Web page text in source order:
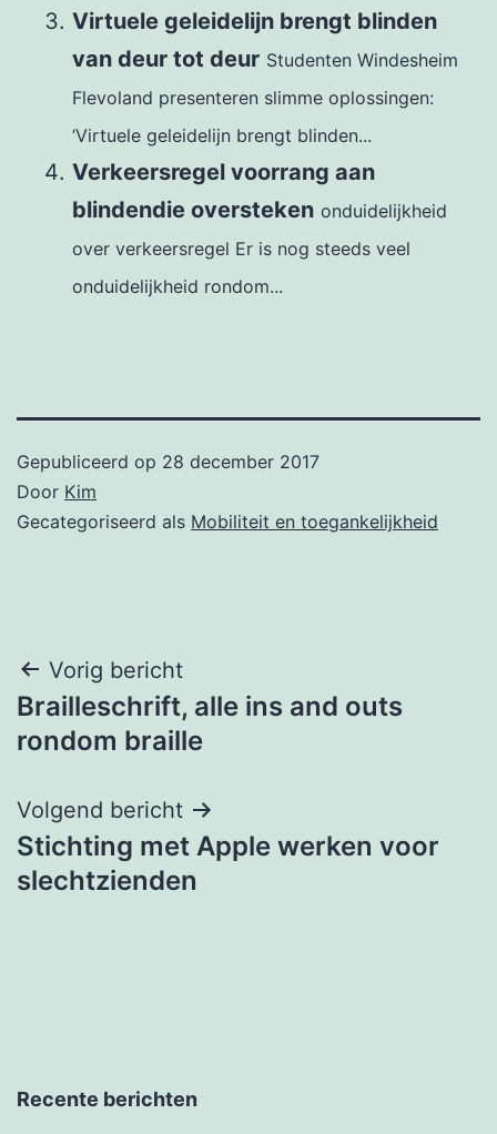
Virtuele geleidelijn brengt blinden
van deur tot deur Studenten Windesheim
Flevoland presenteren slimme oplossingen:
‘Virtuele geleidelijn brengt blinden...
Verkeersregel voorrang aan
blindendie oversteken onduidelijkheid
over verkeersregel Er is nog steeds veel
onduidelijkheid rondom...
Gepubliceerd op 28 december 2017
Door Kim
Gecategoriseerd als Mobiliteit en toegankelijkheid
Bericht
navigatie
Vorig bericht
Brailleschrift, alle ins and outs
rondom braille
Volgend bericht
Stichting met Apple werken voor
slechtzienden
Recente berichten